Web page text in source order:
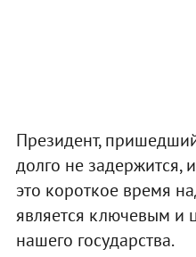
Президент,
долго не задержится,
это короткое время
является ключевым и
нашего государства.